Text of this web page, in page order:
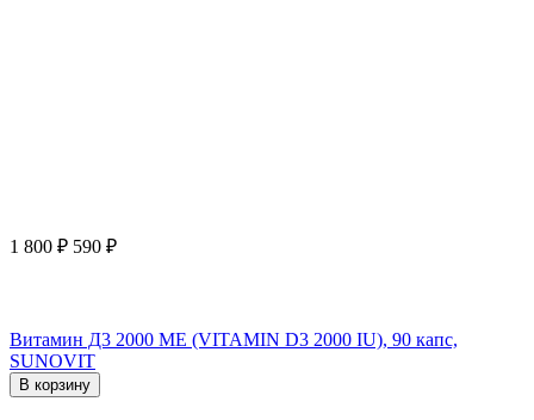
1 800 ₽ 590 ₽
Витамин Д3 2000 ME (VITAMIN D3 2000 IU), 90 капс,
SUNOVIT
В корзину